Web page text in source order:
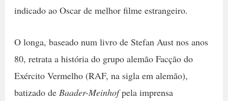
indicado ao Oscar de melhor filme estrangeiro.
O longa, baseado num livro de Stefan Aust nos anos
80, retrata a história do grupo alemão Facção do
Exército Vermelho (RAF, na sigla em alemão),
batizado de Baader-Meinhofpela imprensa